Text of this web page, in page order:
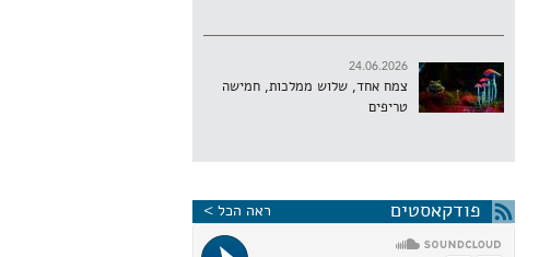
24.06.2026
צמח אחד, שלוש ממלכות, חמישה
טריפים
פודקאסטים ראה הכל >